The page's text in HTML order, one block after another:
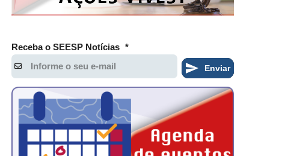
Receba o SEESP Notícias *
Enviar